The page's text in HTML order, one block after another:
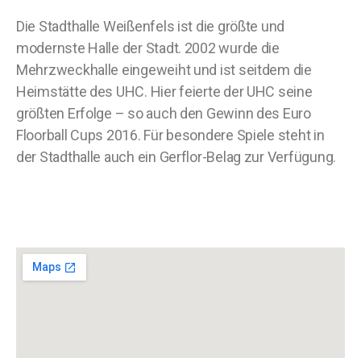
Die Stadthalle Weißenfels ist die größte und
modernste Halle der Stadt. 2002 wurde die
Mehrzweckhalle eingeweiht und ist seitdem die
Heimstätte des UHC. Hier feierte der UHC seine
größten Erfolge – so auch den Gewinn des Euro
Floorball Cups 2016. Für besondere Spiele steht in
der Stadthalle auch ein Gerflor-Belag zur Verfügung.